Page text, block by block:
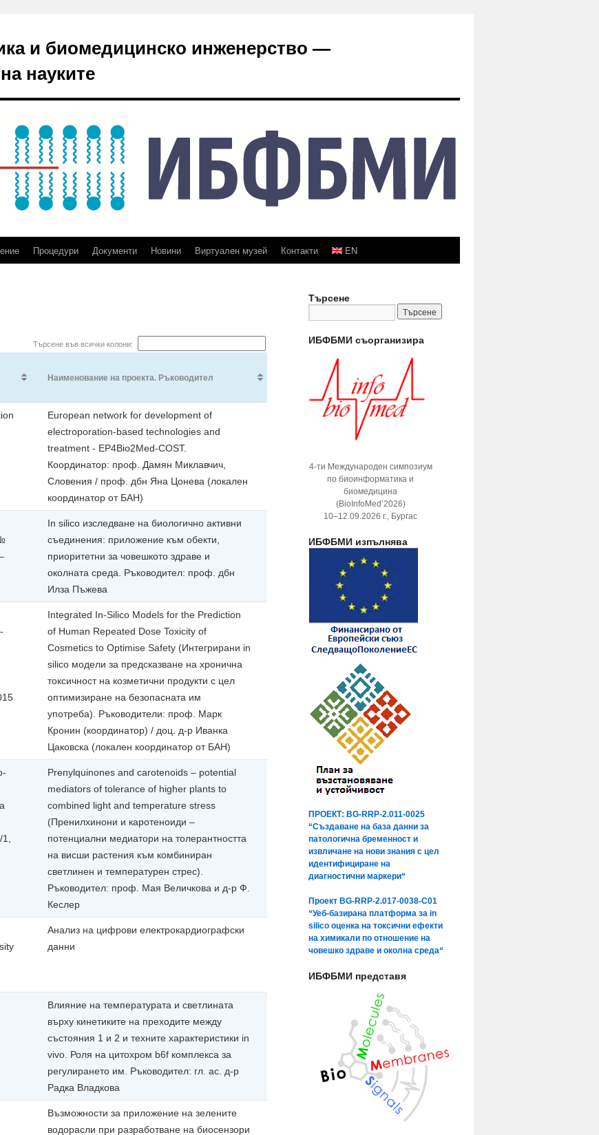
и биомедицинско инженерство —
науките
Процедури Документи Новини Виртуален музей Контакти EN
Търсене във всички колони:
Наименование на проекта. Ръководител
European network for development of
electroporation-based technologies and
treatment - EP4Bio2Med-COST.
Координатор: проф. Дамян Миклавчич,
Словения / проф. дбн Яна Цонева (локален
координатор от БАН)
In silico изследване на биологично активни
съединения: приложение към обекти,
приоритетни за човешкото здраве и
околната среда. Ръководител: проф. дбн
Илза Пъжева
Integrated In-Silico Models for the Prediction
of Human Repeated Dose Toxicity of
Cosmetics to Optimise Safety (Интегрирани in
silico модели за предсказване на хронична
токсичност на козметични продукти с цел
оптимизиране на безопасната им
употреба). Ръководители: проф. Марк
Кронин (координатор) / доц. д-р Иванка
Цаковска (локален координатор от БАН)
Prenylquinones and carotenoids – potential
mediators of tolerance of higher plants to
combined light and temperature stress
(Пренилхинони и каротеноиди –
потенциални медиатори на толерантността
на висши растения към комбиниран
светлинен и температурен стрес).
Ръководител: проф. Мая Величкова и д-р Ф.
Кеслер
Анализ на цифрови електрокардиографски
данни
Влияние на температурата и светлината
върху кинетиките на преходите между
състояния 1 и 2 и техните характеристики in
vivo. Роля на цитохром b6f комплекса за
регулирането им. Ръководител: гл. ас. д-р
Радка Владкова
Възможности за приложение на зелените
водорасли при разработване на биосензори
Търсене
ИБФБМИ съорганизира
4-ти Международен симпозиум
по биоинформатика и
биомедицина
(BioInfoMed’2026)
10–12.09.2026 г., Бургас
ИБФБМИ изпълнява
ПРОЕКТ: BG-RRP-2.011-0025
“Създаване на база данни за
патологична бременност и
извличане на нови знания с цел
идентифициране на
диагностични маркери“
Проект BG-RRP-2.017-0038-C01
“Уеб-базирана платформа за in
silico оценка на токсични ефекти
на химикали по отношение на
човешко здраве и околна среда“
ИБФБМИ представя